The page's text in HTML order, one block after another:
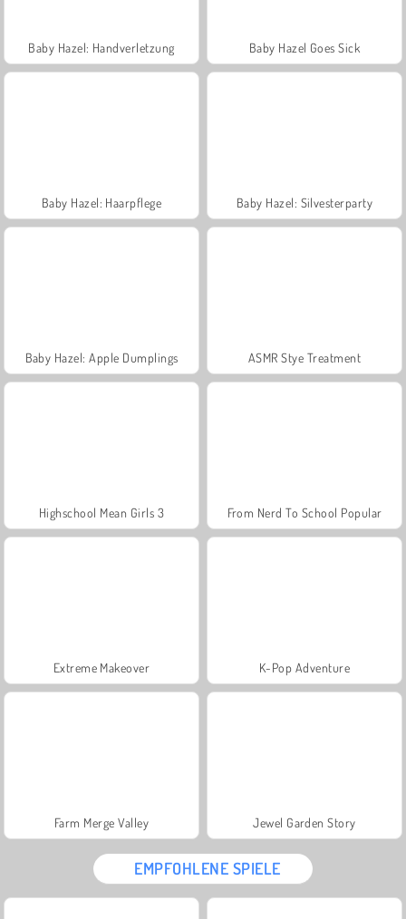
Baby Hazel: Handverletzung Baby Hazel Goes Sick
Baby Hazel: Haarpflege Baby Hazel: Silvesterparty
Baby Hazel: Apple Dumplings ASMR Stye Treatment
Highschool Mean Girls 3 From Nerd To School Popular
Extreme Makeover K-Pop Adventure
Farm Merge Valley Jewel Garden Story
EMPFOHLENE SPIELE